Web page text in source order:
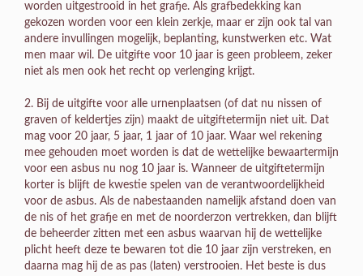
worden uitgestrooid in het grafje. Als grafbedekking kan
gekozen worden voor een klein zerkje, maar er zijn ook tal van
andere invullingen mogelijk, beplanting, kunstwerken etc. Wat
men maar wil. De uitgifte voor 10 jaar is geen probleem, zeker
niet als men ook het recht op verlenging krijgt.
2. Bij de uitgifte voor alle urnenplaatsen (of dat nu nissen of
graven of keldertjes zijn) maakt de uitgiftetermijn niet uit. Dat
mag voor 20 jaar, 5 jaar, 1 jaar of 10 jaar. Waar wel rekening
mee gehouden moet worden is dat de wettelijke bewaartermijn
voor een asbus nu nog 10 jaar is. Wanneer de uitgiftetermijn
korter is blijft de kwestie spelen van de verantwoordelijkheid
voor de asbus. Als de nabestaanden namelijk afstand doen van
de nis of het grafje en met de noorderzon vertrekken, dan blijft
de beheerder zitten met een asbus waarvan hij de wettelijke
plicht heeft deze te bewaren tot die 10 jaar zijn verstreken, en
daarna mag hij de as pas (laten) verstrooien. Het beste is dus